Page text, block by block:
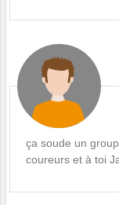
ça soude un
coureurs et à toi